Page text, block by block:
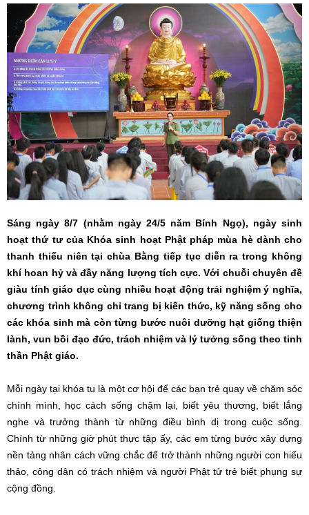
Sáng ngày 8/7 (nhằm ngày 24/5 năm Bính Ngọ), ngày sinh
hoạt thứ tư của Khóa sinh hoạt Phật pháp mùa hè dành cho
thanh thiếu niên tại chùa Bằng tiếp tục diễn ra trong không
khí hoan hỷ và đầy năng lượng tích cực. Với chuỗi chuyên đề
giàu tính giáo dục cùng nhiều hoạt động trải nghiệm ý nghĩa,
chương trình không chỉ trang bị kiến thức, kỹ năng sống cho
các khóa sinh mà còn từng bước nuôi dưỡng hạt giống thiện
lành, vun bồi đạo đức, trách nhiệm và lý tưởng sống theo tinh
thần Phật giáo.
Mỗi ngày tại khóa tu là một cơ hội để các bạn trẻ quay về chăm sóc
chính mình, học cách sống chậm lại, biết yêu thương, biết lắng
nghe và trưởng thành từ những điều bình dị trong cuộc sống.
Chính từ những giờ phút thực tập ấy, các em từng bước xây dựng
nền tảng nhân cách vững chắc để trở thành những người con hiếu
thảo, công dân có trách nhiệm và người Phật tử trẻ biết phụng sự
cộng đồng.